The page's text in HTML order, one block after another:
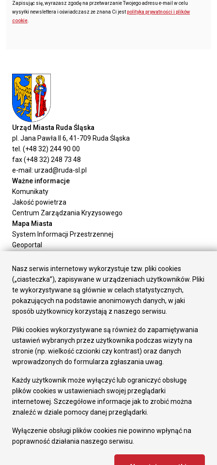
Zapisując się, wyrażasz zgodę na przetwarzanie Twojego adresu e-mail w celu
wysyłki newslettera i oświadczasz że znana Ci jestpolityka prywatności i plików
cookie
Urząd Miasta Ruda Śląska
pl. Jana Pawła II 6, 41-709 Ruda Śląska
tel. (+48 32) 244 90 00
fax (+48 32) 248 73 48
e-mail: urzad@ruda-sl.pl
Ważne informacje
Komunikaty
Jakość powietrza
Centrum Zarządzania Kryzysowego
Mapa Miasta
System Informacji Przestrzennej
Geoportal
Załatw sprawę
Prezydent Miasta
Rada Miasta
Wydziały
Elektroniczna Skrzynka Podawcza
Gospodarka
Fundusze europejskie
Środki krajowe
Oferty inwestycyjne
Pozostałe
Deklaracja dostępności
Dane osobowe
Dodaj opinię o witrynie
Nasz serwis internetowy wykorzystuje tzw. pliki cookies
(„ciasteczka”), zapisywane w urządzeniach użytkowników. Pliki
te wykorzystywane są głównie w celach statystycznych,
pokazujących na podstawie anonimowych danych, w jaki
sposób użytkownicy korzystają z naszego serwisu.
Pliki cookies wykorzystywane są również do zapamiętywania
ustawień wybranych przez użytkownika podczas wizyty na
stronie (np. wielkość czcionki czy kontrast) oraz danych
wprowadzonych do formularza zgłaszania uwag.
Każdy użytkownik może wyłączyć lub ograniczyć obsługę
plików cookies w ustawieniach swojej przeglądarki
internetowej. Szczegółowe informacje jak to zrobić można
znaleźć w dziale pomocy danej przeglądarki.
Wyłączenie obsługi plików cookies nie powinno wpłynąć na
poprawność działania naszego serwisu.